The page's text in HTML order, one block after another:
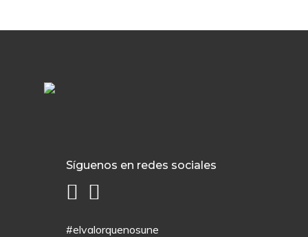
Síguenos en redes sociales
#elvalorquenosune